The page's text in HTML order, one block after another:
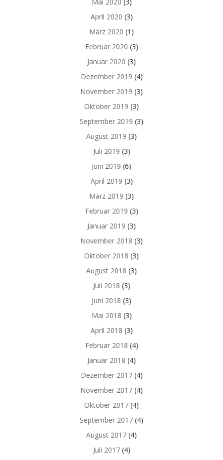
April 2020 (3)
März 2020 (1)
Februar 2020 (3)
Januar 2020 (3)
Dezember 2019 (4)
November 2019 (3)
Oktober 2019 (3)
September 2019 (3)
August 2019 (3)
Juli 2019 (3)
Juni 2019 (6)
April 2019 (3)
März 2019 (3)
Februar 2019 (3)
Januar 2019 (3)
November 2018 (3)
Oktober 2018 (3)
August 2018 (3)
Juli 2018 (3)
Juni 2018 (3)
Mai 2018 (3)
April 2018 (3)
Februar 2018 (4)
Januar 2018 (4)
Dezember 2017(4)
November 2017 (4)
Oktober 2017 (4)
September 2017 (4)
August 2017 (4)
Juli 2017(4)